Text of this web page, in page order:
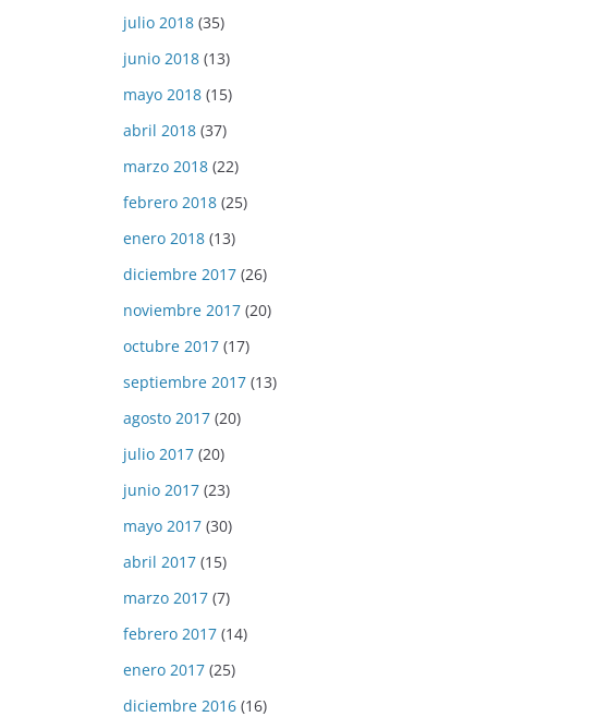
julio 2018 (35)
junio 2018 (13)
mayo 2018 (15)
abril 2018 (37)
marzo 2018 (22)
febrero 2018 (25)
enero 2018 (13)
diciembre 2017 (26)
noviembre 2017 (20)
octubre 2017 (17)
septiembre 2017 (13)
agosto 2017 (20)
julio 2017 (20)
junio 2017 (23)
mayo 2017 (30)
abril 2017 (15)
marzo 2017 (7)
febrero 2017 (14)
enero 2017 (25)
diciembre 2016 (16)